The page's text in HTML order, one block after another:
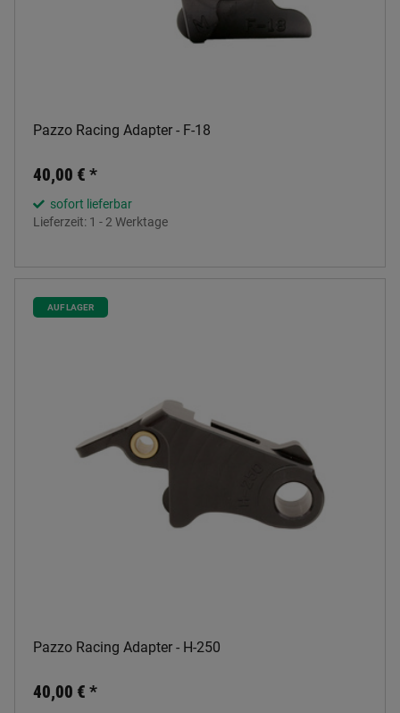
Pazzo Racing Adapter - F-18
40,00 € *
sofort lieferbar
Lieferzeit: 1 - 2 Werktage
AUF LAGER
Pazzo Racing Adapter - H-250
40,00 € *